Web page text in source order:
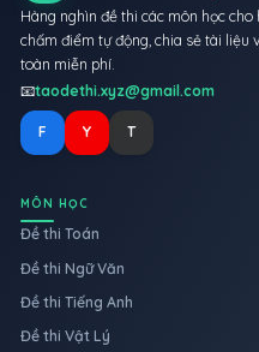
Hàng nghìn đề thi các môn học
chấm điểm tự động, chia sẻ tài liệu
toàn miễn phí.
📧taodethi.xyz@gmail.com
F Y T
MÔN HỌC
Đề thi Toán
Đề thi Ngữ Văn
Đề thi Tiếng Anh
Đề thi Vật Lý